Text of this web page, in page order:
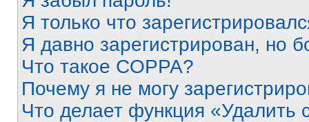
Я только что
Я давно зарегистрирован, но
Что такое COPPA?
Почему я не могу
Что делает функция «Удалить